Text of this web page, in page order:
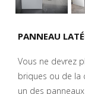
PANNEAU
Vous ne devrez
briques ou de la
un des